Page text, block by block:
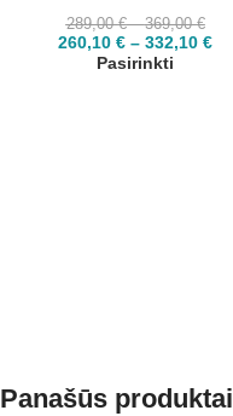
289,00€–369,00€
260,10 € – 332,10 €
Pasirinkti
Panašūs produktai